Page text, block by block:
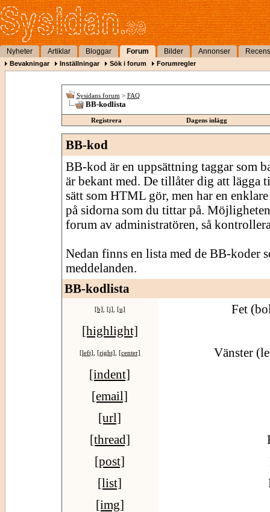
Nyheter Artiklar Bloggar Forum Bilder Annonser
Bevakningar Inställningar Sök i forum Forumregler
Sysidans forum > FAQ
BB-kodlista
Registrera Dagens inlägg
BB-kod
BB-kod är en uppsättning taggar som
är bekant med. De tillåter dig att lägga
sätt som HTML gör, men har en
på sidorna som du tittar på.
forum av administratören, så
Nedan finns en lista med de BB-koder
meddelanden.
BB-kodlista
[b] [i] [u]
Fet
[highlight]
[left] [right] [center]
Vänster
[indent]
[email]
[url]
[thread]
[post]
[list]
[img]